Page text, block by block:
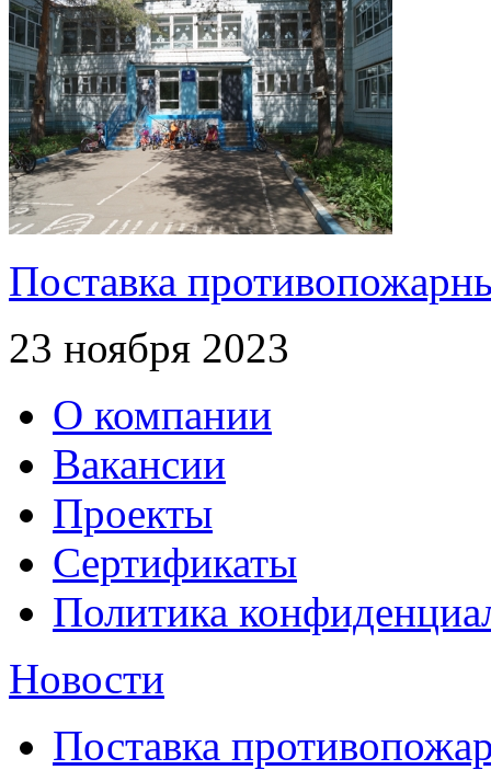
Поставка
23 ноября 2023
О компании
Вакансии
Проекты
Сертификаты
Политика
Новости
Поставка